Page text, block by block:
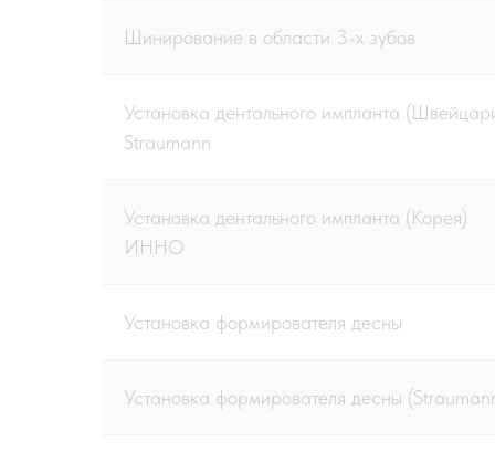
Шинирование в области 3-х зубов
Установка дентального импланта
Straumann
Установка дентального импланта (Корея)
ИННО
Установка формирователя десны
Установка формирователя десны